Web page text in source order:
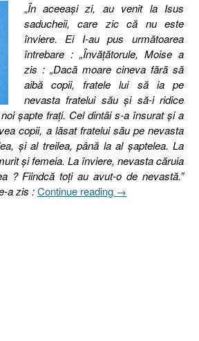
„În aceeaşi zi, au venit la Isus
saducheii, care zic că nu este
înviere. Ei I-au pus următoarea
întrebare : „Învăţătorule, Moise a
zis : „Dacă moare cineva fără să
aibă copii, fratele lui să ia pe
nevasta fratelui său şi să-i ridice
şapte fraţi. Cel dintâi s-a însurat şi a
copii, a lăsat fratelui său pe nevasta
şi al treilea, până la al şaptelea. La
şi femeia. La înviere, nevasta căruia
? Fiindcă toţi au avut-o de nevastă.”
a zis :Continue reading „La
→